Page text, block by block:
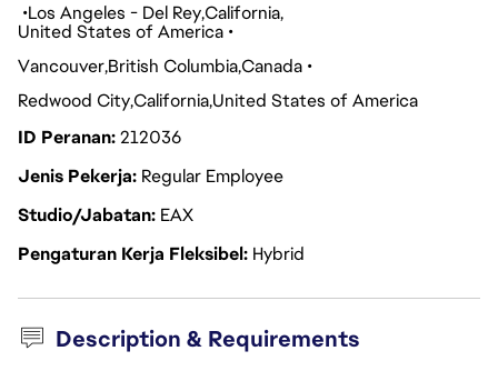
Los Angeles - Del ReyCalifornia
United States of America
VancouverBritish ColumbiaCanada
Redwood CityCaliforniaUnited States of America
ID Peranan212036
Jenis Pekerja Regular Employee
Studio/Jabatan EAX
Pengaturan Kerja Fleksibel Hybrid
Description & Requirements